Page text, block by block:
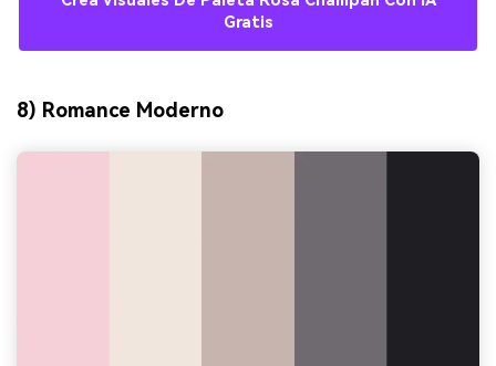
Gratis
8) Romance Moderno